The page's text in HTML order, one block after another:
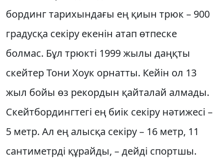
бординг тарихындағы ең қиын трюк – 900
градусқа секіру екенін атап өтпеске
болмас. Бұл трюкті 1999 жылы даңқты
скейтер Тони Хоук ор­натты. Кейін ол 13
жыл бойы өз рекордын қайталай ал­ма­ды.
Скейтбордингтегі ең биік секіру нәтижесі –
5 метр. Ал ең алысқа секіру – 16 метр, 11
сантиметрді құрай­ды, – дейді спорт­шы.